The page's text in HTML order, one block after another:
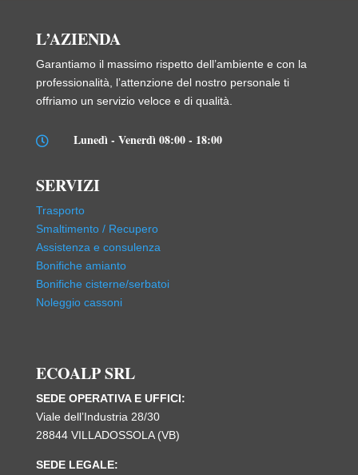
L’AZIENDA
Garantiamo il massimo rispetto dell’ambiente e con la
professionalità, l’attenzione del nostro personale ti
offriamo un servizio veloce e di qualità.
 Lunedì - Venerdì 08:00 - 18:00
SERVIZI
Trasporto
Smaltimento / Recupero
Assistenza e consulenza
Bonifiche amianto
Bonifiche cisterne/serbatoi
Noleggio cassoni
ECOALP SRL
SEDE OPERATIVA E UFFICI:
Viale dell’Industria 28/30
28844 VILLADOSSOLA (VB)
SEDE LEGALE: